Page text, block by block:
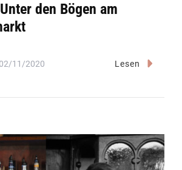
den Bögen am
02/11/2020 Lesen